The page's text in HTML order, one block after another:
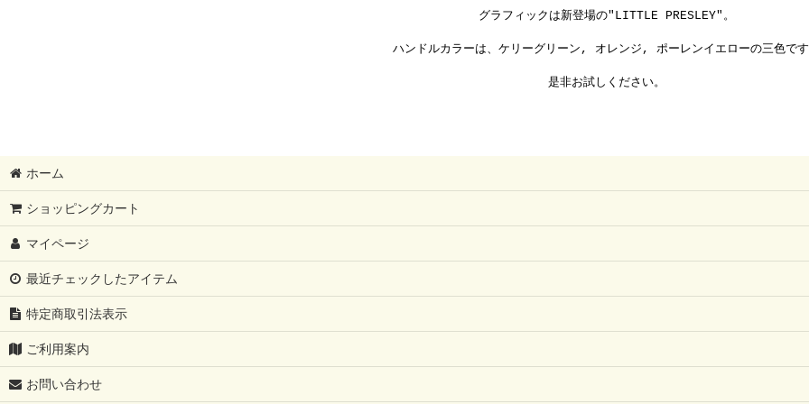
グラフィックは新登場の"LITTLE PRESLEY"。
ハンドルカラーは、ケリーグリーン, オレンジ, ポーレンイエローの三色で
是非お試しください。
ホーム
ショッピングカート
マイページ
最近チェックしたアイテム
特定商取引法表示
ご利用案内
お問い合わせ